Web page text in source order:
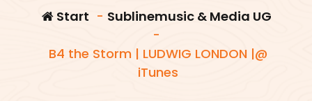
Start - Sublinemusic & Media UG
-
B4 the Storm | LUDWIG LONDON |@
iTunes